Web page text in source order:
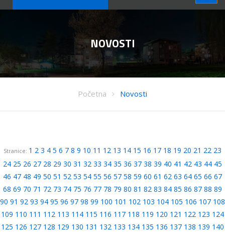
NOVOSTI
Početna Novosti
Stranice: 1 2 3 4 5 6 7 8 9 10 11 12 13 14 15 16 17 18 19 20 21 22 23
24 25 26 27 28 29 30 31 32 33 34 35 36 37 38 39 40 41 42 43 44 45
46 47 48 49 50 51 52 53 54 55 56 57 58 59 60 61 62 63 64 65 66 67
68 69 70 71 72 73 74 75 76 77 78 79 80 81 82 83 84 85 86 87 88 89
90 91 92 93 94 95 96 97 98 99 100 101 102 103 104 105 106 107 108
109 110 111 112 113 114 115 116 117 118 119 120 121 122 123 124
125 126 127 128 129 130 131 132 133 134 135 136 137 138 139 140